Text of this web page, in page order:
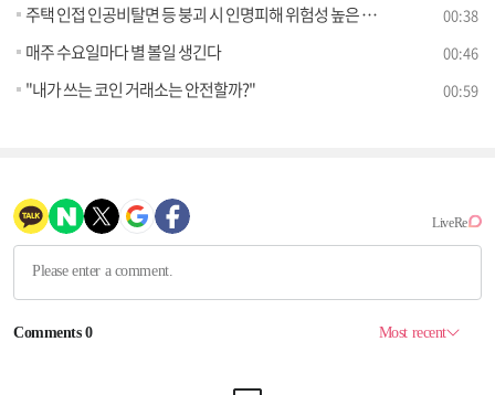
주택 인접 인공비탈면 등 붕괴 시 인명피해 위험성 높은 급경사지 관리 강화 00:38
매주 수요일마다 별 볼일 생긴다 00:46
"내가 쓰는 코인 거래소는 안전할까?" 00:59